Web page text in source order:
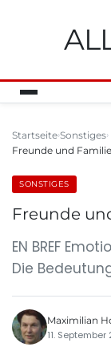
Startseite Sonstiges
Freunde und
SONSTIGES
Freunde
EN BREF
Die
Maximilian
11. September